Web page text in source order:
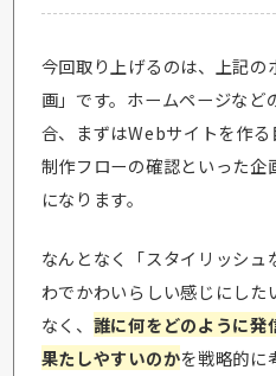
今回取り上げるのは、上記
画」です。ホームページな
合、まずはWebサイトを作る
制作フローの確認といった
になります。
なんとなく「スタイリッシ
わでかわいらしい感じにし
なく、 誰に何をどのように発
果たしやすいのかを戦略的に